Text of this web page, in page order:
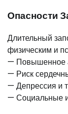
Опасности
Длительный
физическим и
— Повышенное
— Риск
— Депрессия и
— Социальные